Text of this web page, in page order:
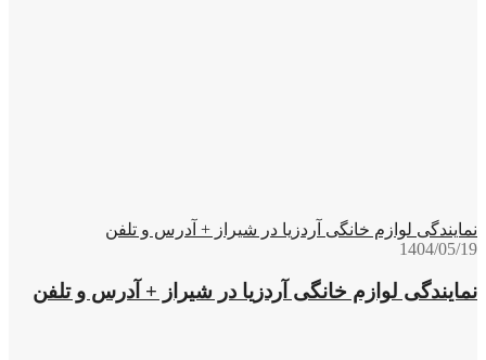
نمایندگی لوازم خانگی آردزیا در شیراز + آدرس و تلفن
1404/05/19
نمایندگی لوازم خانگی آردزیا در شیراز + آدرس و تلفن